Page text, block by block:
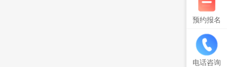
预约报名
电话咨询